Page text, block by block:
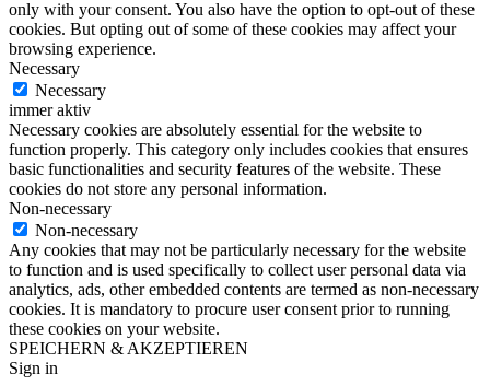
only with your consent. You also have the option to opt-out of these
cookies. But opting out of some of these cookies may affect your
browsing experience.
Necessary
Necessary
immer aktiv
Necessary cookies are absolutely essential for the website to
function properly. This category only includes cookies that ensures
basic functionalities and security features of the website. These
cookies do not store any personal information.
Non-necessary
Non-necessary
Any cookies that may not be particularly necessary for the website
to function and is used specifically to collect user personal data via
analytics, ads, other embedded contents are termed as non-necessary
cookies. It is mandatory to procure user consent prior to running
these cookies on your website.
SPEICHERN & AKZEPTIEREN
Sign in